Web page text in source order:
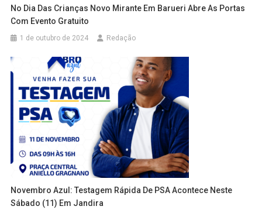
No Dia Das Crianças Novo Mirante Em Barueri Abre As Portas
Com Evento Gratuito
1 de outubro de 2024 Redação
Novembro Azul: Testagem Rápida De PSA Acontece Neste
Sábado (11) Em Jandira